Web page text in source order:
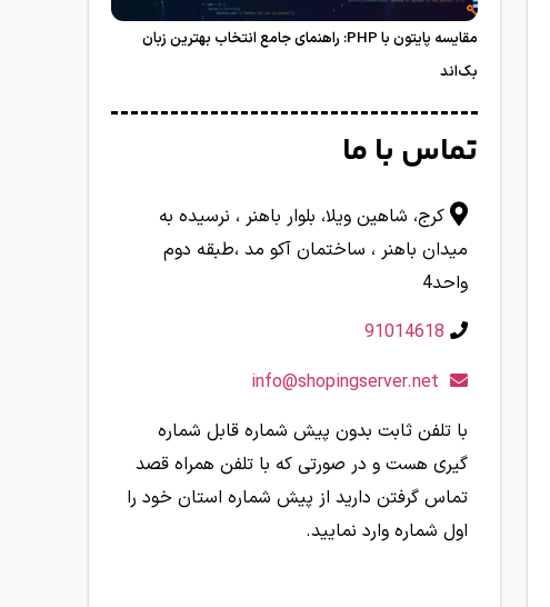
مقایسه پایتون با PHP: راهنمای جامع انتخاب بهترین زبان
بک‌اند
تماس با ما
کرج، شاهین ویلا، بلوار باهنر ، نرسیده به
میدان باهنر ، ساختمان آکو مد ،طبقه دوم
واحد4
با تلفن ثابت بدون پیش شماره قابل شماره
گیری هست و در صورتی که با تلفن همراه قصد
تماس گرفتن دارید از پیش شماره استان خود را
اول شماره وارد نمایید.